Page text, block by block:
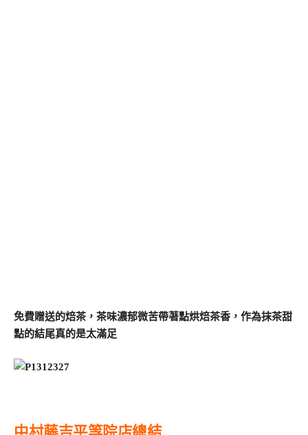
免費贈送的焙茶，茶味濃郁微苦帶著點烘焙茶香，作為抹茶甜
點的結尾真的是太滿足
中村藤吉平等院店總結